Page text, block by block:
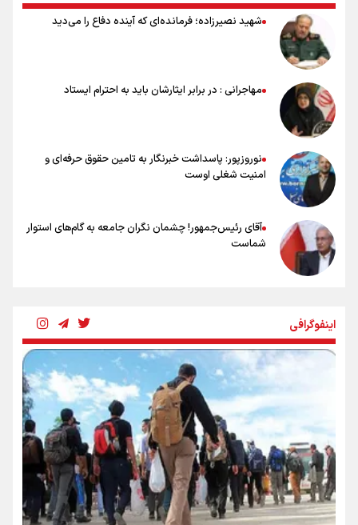
نصرتی: پاسخ بیرانوند سنخیتی با صحبت‌های علی دایی نداشت/
ملی‌پوشان نباید از خودشان تعریف کنند!
خلعتبری: جای دو سه نفر در جام جهانی خالی بود/ تیم ملی نیاز به تغییر
نسل دارد/ دوست دارم آرژانتین قهرمان شود
شاهرخی: اندازه داشته‌هایمان از بازار جام جهانی برداشت کردیم/ دودستی
سرنوشت صعود را به تیم‌های دیگر سپردیم
عالمی: جام جهانی از مرحله حذفی جان گرفت/ درباره شیوه بازی تیم ملی
نقد وجود دارد
شهید نصیرزاده؛ فرمانده‌ای که آینده دفاع را می‌دید
مهاجرانی : در برابر ایثارشان باید به احترام ایستاد
نوروزپور: پاسداشت خبرنگار به تامین حقوق حرفه‌ای و
امنیت شغلی اوست
آقای رئیس‌جمهور! چشمان نگران جامعه به گام‌های استوار
شماست
بنزین؛ تدبیری برای حفظ امنیت انرژی
«هورامان»؛ میراثی که جهان را شیفته کرد
شکستگیِ بزرگ؛ روایتِ یک استخوان، یک نسل، یک توهم!
اینفوگرافی